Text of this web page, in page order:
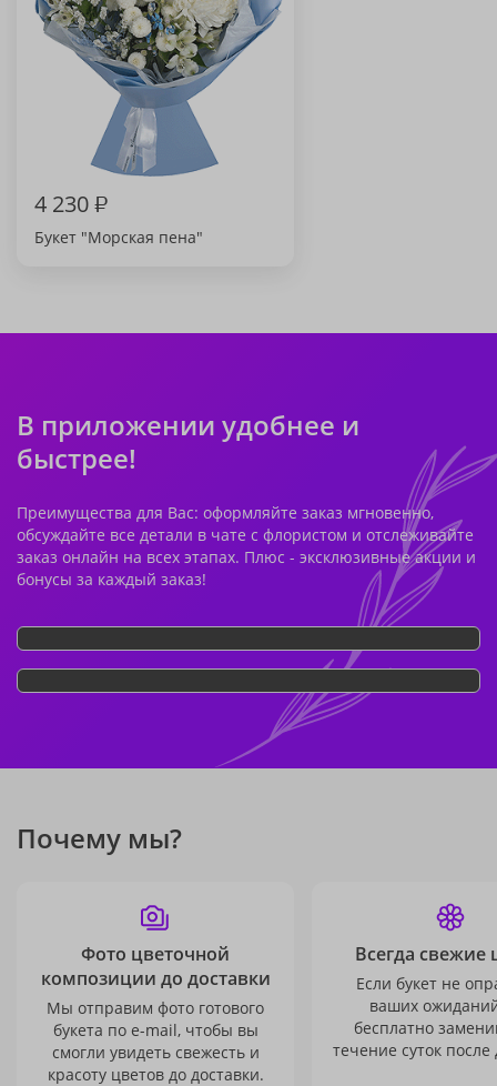
4 230₽
Букет "Морская пена"
В приложении удобнее и
быстрее!
Преимущества для Вас: оформляйте заказ мгновенно,
обсуждайте все детали в чате с флористом и отслеживайте
заказ онлайн на всех этапах. Плюс - эксклюзивные акции и
бонусы за каждый заказ!
Почему мы?
Фото цветочной
композиции до доставки
Мы отправим фото готового
букета по e-mail, чтобы вы
смогли увидеть свежесть и
красоту цветов до доставки.
Всегда свежие
Если букет не
ваших
бесплатно
течение суток после